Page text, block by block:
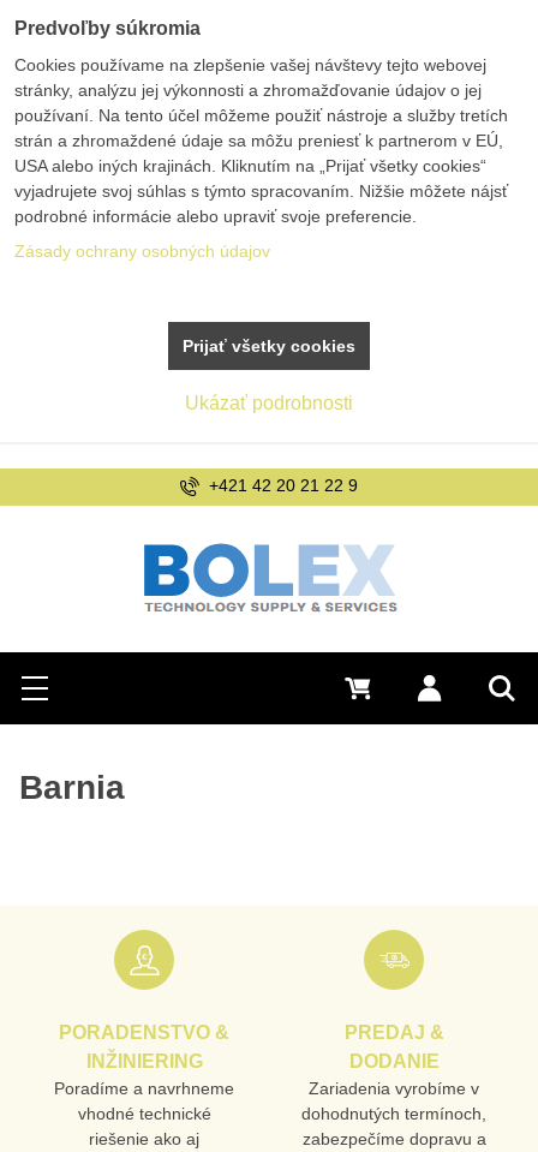
Hľadať
Menu Prihlásiť sa
0 €
+421 42 20 21 22 9
Barnia
PORADENSTVO &
INŽINIERING
Poradíme a navrhneme
vhodné technické
riešenie ako aj
PREDAJ &
DODANIE
Zariadenia vyrobíme v
dohodnutých termínoch,
zabezpečíme dopravu a
Predvoľby súkromia
Cookies používame na zlepšenie vašej návštevy tejto webovej
stránky, analýzu jej výkonnosti a zhromažďovanie údajov o jej
používaní. Na tento účel môžeme použiť nástroje a služby tretích
strán a zhromaždené údaje sa môžu preniesť k partnerom v EÚ,
USA alebo iných krajinách. Kliknutím na „Prijať všetky cookies“
vyjadrujete svoj súhlas s týmto spracovaním. Nižšie môžete nájsť
podrobné informácie alebo upraviť svoje preferencie.
Zásady ochrany osobných údajov
Ukázať podrobnosti
Prijať všetky cookies